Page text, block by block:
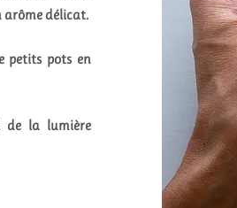
arôme délicat.
petits pots en
de la lumière